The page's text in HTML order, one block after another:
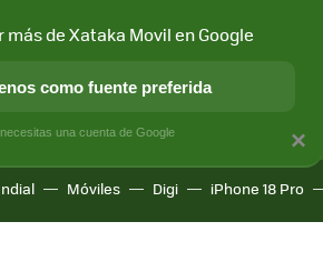
Y SOCIEDAD APLICACIONES
Móviles Digi iPhone 18 Pro
×
más de Xataka Movil en Google
como fuente preferida
una cuenta de Google